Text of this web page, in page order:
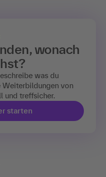
wonach
was du
Weiterbildungen von
und treffsicher.
starten